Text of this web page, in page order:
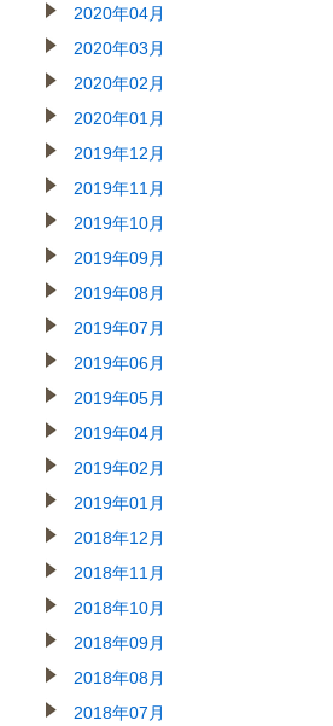
2020年04月
2020年03月
2020年02月
2020年01月
2019年12月
2019年11月
2019年10月
2019年09月
2019年08月
2019年07月
2019年06月
2019年05月
2019年04月
2019年02月
2019年01月
2018年12月
2018年11月
2018年10月
2018年09月
2018年08月
2018年07月